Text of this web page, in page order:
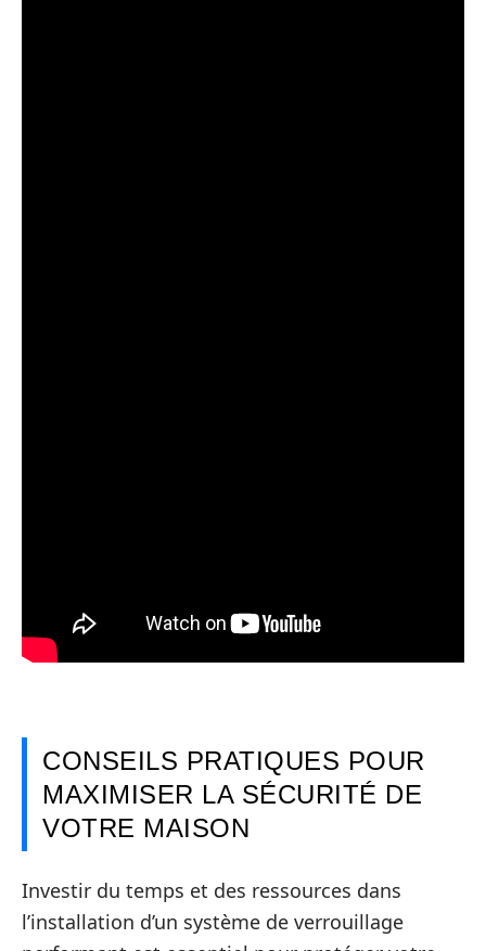
CONSEILS PRATIQUES POUR
MAXIMISER LA SÉCURITÉ DE
VOTRE MAISON
Investir du temps et des ressources dans
l’installation d’un système de verrouillage